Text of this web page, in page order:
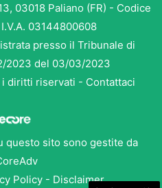
03018 Paliano (FR) - Codice
03144800608
presso il Tribunale di
2023 del 03/03/2023
diritti riservati - Contattaci
questo sito sono gestite da
Policy- Disclaimer